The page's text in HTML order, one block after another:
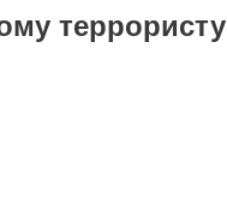
террористу